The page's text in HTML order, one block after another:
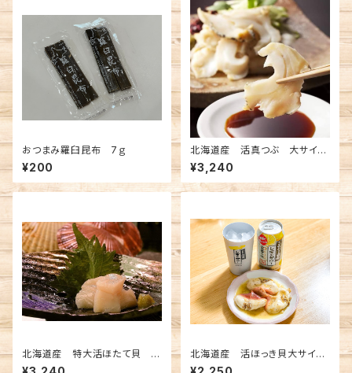
おつまみ羅臼昆布 7ｇ
¥200
北海道産 活真つぶ 大サイ
ズ 3個
¥3,240
北海道産 特大活ほたて貝 ３
枚
北海道産 活ほっき貝大サイ
ズ 3個